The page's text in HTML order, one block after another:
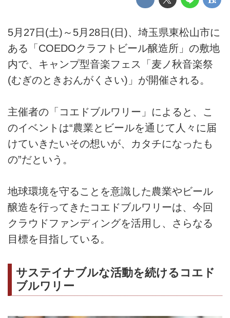
5月27日(土)～5月28日(日)、埼玉県東松山市に
ある「COEDOクラフトビール醸造所」の敷地
内で、キャンプ型⾳楽フェス「⻨ノ秋⾳楽祭
(むぎのときおんがくさい)」が開催される。
主催者の「コエドブルワリー」によると、こ
のイベントは“農業とビールを通じて人々に届
けていきたいその想いが、カタチになったも
の”だという。
地球環境を守ることを意識した農業やビール
醸造を行ってきたコエドブルワリーは、今回
クラウドファンディングを活用し、さらなる
目標を目指している。
サステイナブルな活動を続けるコエド
ブルワリー